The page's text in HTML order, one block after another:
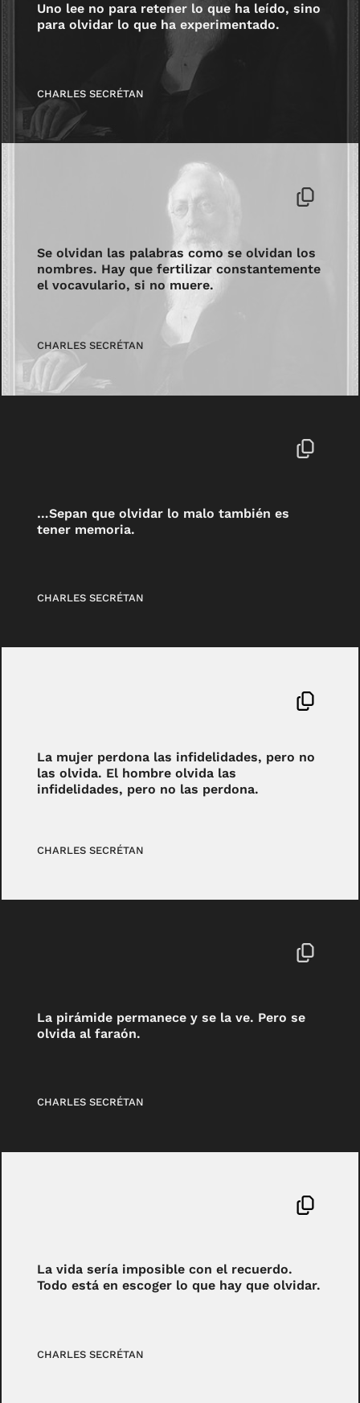
Uno lee no para retener lo que ha leído, sino
para olvidar lo que ha experimentado.
CHARLES SECRÉTAN
Se olvidan las palabras como se olvidan los
nombres. Hay que fertilizar constantemente
el vocavulario, si no muere.
CHARLES SECRÉTAN
…Sepan que olvidar lo malo también es
tener memoria.
CHARLES SECRÉTAN
La mujer perdona las infidelidades, pero no
las olvida. El hombre olvida las
infidelidades, pero no las perdona.
CHARLES SECRÉTAN
La pirámide permanece y se la ve. Pero se
olvida al faraón.
CHARLES SECRÉTAN
La vida sería imposible con el recuerdo.
Todo está en escoger lo que hay que olvidar.
CHARLES SECRÉTAN